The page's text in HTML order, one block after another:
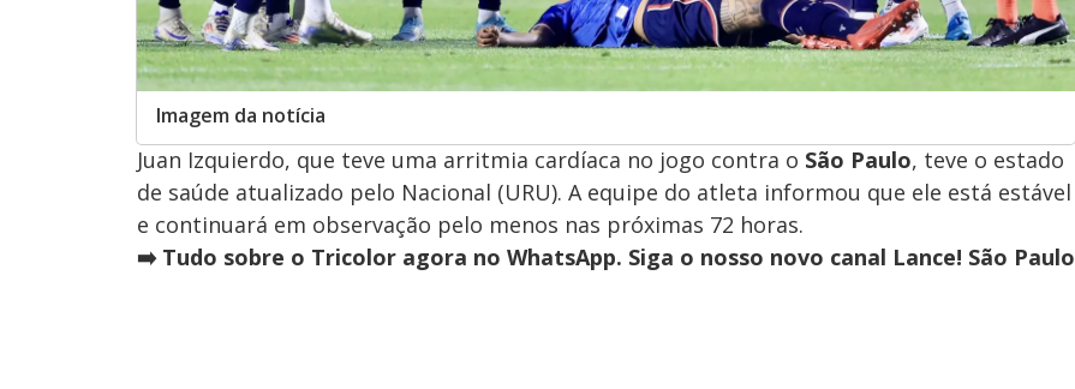
Imagem da notícia
Juan Izquierdo, que teve uma arritmia cardíaca no jogo contra o São Paulo, teve o estado
de saúde atualizado pelo Nacional (URU). A equipe do atleta informou que ele está estável
e continuará em observação pelo menos nas próximas 72 horas.
➡️ Tudo sobre o Tricolor agora no WhatsApp. Siga o nosso novo canal Lance! São Paulo